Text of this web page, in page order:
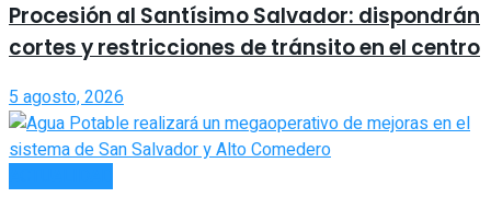
Procesión al Santísimo Salvador: dispondrán
cortes y restricciones de tránsito en el centro
5 agosto, 2026